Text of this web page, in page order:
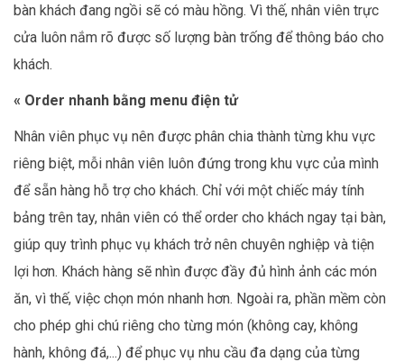
bàn khách đang ngồi sẽ có màu hồng. Vì thế, nhân viên trực
cửa luôn nắm rõ được số lượng bàn trống để thông báo cho
khách.
« Order nhanh bằng menu điện tử
Nhân viên phục vụ nên được phân chia thành từng khu vực
riêng biệt, mỗi nhân viên luôn đứng trong khu vực của mình
để sẵn hàng hỗ trợ cho khách. Chỉ với một chiếc máy tính
bảng trên tay, nhân viên có thể order cho khách ngay tại bàn,
giúp quy trình phục vụ khách trở nên chuyên nghiệp và tiện
lợi hơn. Khách hàng sẽ nhìn được đầy đủ hình ảnh các món
ăn, vì thế, việc chọn món nhanh hơn. Ngoài ra, phần mềm còn
cho phép ghi chú riêng cho từng món (không cay, không
hành, không đá,...) để phục vụ nhu cầu đa dạng của từng